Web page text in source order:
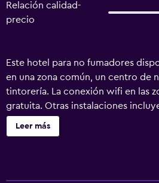
Relación calidad-
precio
Este hotel para no fumadores
en una zona común, un centro de
tintorería. La conexión wifi en las
gratuita. Otras instalaciones
recepción 24 horas, check-in
y para la compra de entradas. Se
Leer más